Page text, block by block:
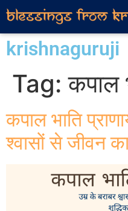
krishnaguruji
Tag:कपाल
कपाल भाति
श्वासों से जीवन